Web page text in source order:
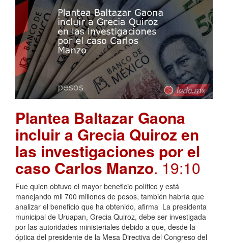
Plantea Baltazar Gaona
incluir a Grecia Quiroz en
las investigaciones por el
caso Carlos Manzo. 19:10
Fue quien obtuvo el mayor beneficio político y está
manejando mil 700 millones de pesos, también habría que
analizar el beneficio que ha obtenido, afirma La presidenta
municipal de Uruapan, Grecia Quiroz, debe ser investigada
por las autoridades ministeriales debido a que, desde la
óptica del presidente de la Mesa Directiva del Congreso del